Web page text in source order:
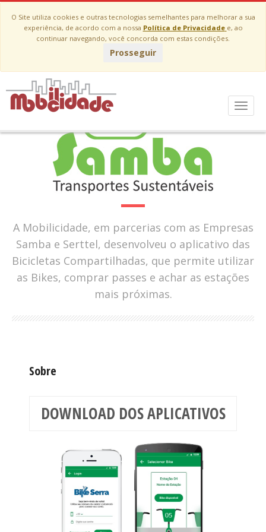
O Site utiliza cookies e outras tecnologias semelhantes para melhorar a sua
experiência, de acordo com a nossa Política de Privacidade e, ao
continuar navegando, você concorda com estas condições.
Prosseguir
Menu
A Mobilicidade, em parcerias com as Empresas
Samba e Serttel, desenvolveu o aplicativo das
Bicicletas Compartilhadas, que permite utilizar
as Bikes, comprar passes e achar as estações
mais próximas.
Sobre
DOWNLOAD DOS APLICATIVOS